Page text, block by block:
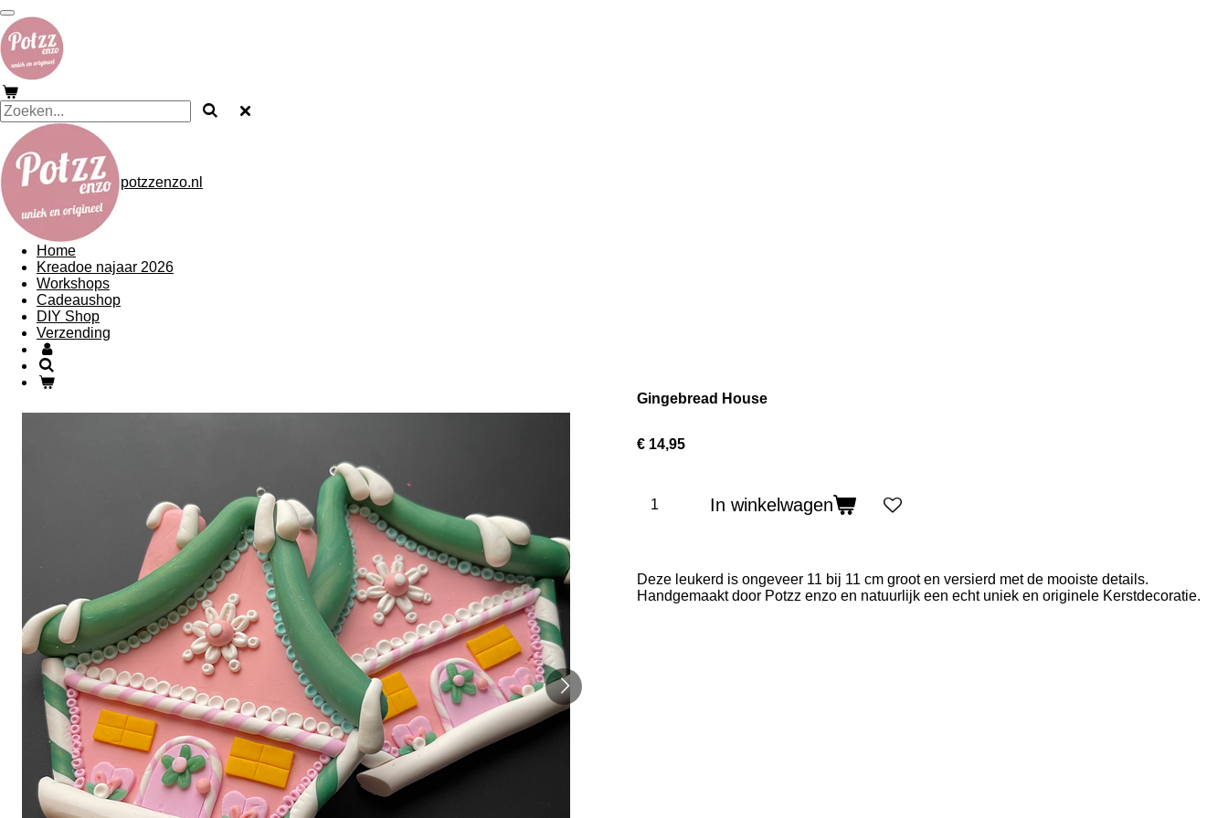
Ga
direct
naar
de
hoofdinhoud
potzzenzo.nl
Home
Kreadoe najaar 2026
Workshops
Cadeaushop
DIY Shop
Verzending
Gingebread House
€ 14,95
In winkelwagen
Deze leukerd is ongeveer 11 bij 11 cm groot en versierd met de mooiste details.
Handgemaakt door Potzz enzo en natuurlijk een echt uniek en originele Kerstdecoratie.